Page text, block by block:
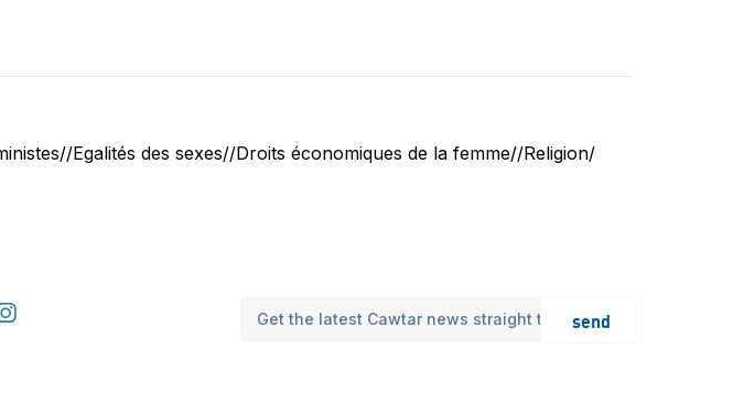
Egalités des sexes//Droits économiques de la femme//Religion/
send